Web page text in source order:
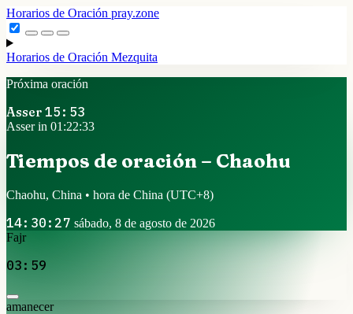
Horarios de Oración pray.zone
Horarios de Oración Mezquita
Próxima oración
Asser 15:53
Asser in 01:22:33
Tiempos de oración – Chaohu
Chaohu, China • hora de China (UTC+8)
14:30:27 sábado, 8 de agosto de 2026
Fajr
03:59
amanecer